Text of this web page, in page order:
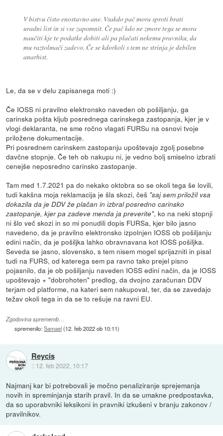
V bistvu čisto enostavno ane. Vsakdo pač mora sproti brati
uradni list in si vse zapomnit. Če pač kdo ne zmore tega se mora
naučiti kje te podatke dobiti ali pa plačati nekemu pravniku, da
mu raztolmači zadevo. Če se kdorkoli s tem ne strinja je debilen
anarhist.
Le, da se v delu zapisanega moti :)
Če IOSS ni pravilno elektronsko naveden ob pošiljanju, ga
carinska pošta kljub posrednega carinskega zastopanja, kjer je v
vlogi deklaranta, ne sme ročno vlagati FURSu na osnovi tvoje
priložene dokumentacije.
Pri posrednem carinskem zastopanju upoštevajo zgolj posebne
davčne stopnje. Če teh ob nakupu ni, je vedno bolj smiselno izbrati
cenejše neposredno carinsko zastopanje.
Tam med 1.7.2021 pa do nekako oktobra so se okoli tega še lovili,
tudi kakšna moja reklamacija je šla skozi, češ "saj sem priložil vsa
dokazila da je DDV že plačan in izbral posredno carinsko
zastopanje, kjer pa zadeve menda ja preverite", ko na neki stopnji
ni šlo več skozi in so mi ponudili dopis FURSa, kjer bilo jasno
navedeno, da je pravilno elektronsko izpolnjen IOSS ob pošiljanju
edini način, da je pošiljka lahko obravnavana kot IOSS pošiljka.
Seveda se jasno, slovensko, s tem nisem mogel sprijazniti in pisal
tudi na FURS, od katerega sem pa ravno tako prejel pisno
pojasnilo, da je ob pošiljanju naveden IOSS edini način, da je IOSS
upoštevajo + "dobrohoten" predlog, da dvojno zaračunan DDV
terjam od platforme, na kateri sem nakupoval, ter, da se zavedajo
težav okoli tega in da se to rešuje na ravni EU.
Zgodovina sprememb…
spremenilo:Samael(12. feb 2022 ob 10:11)
Reycis
:: 12. feb 2022, 10:17
Najmanj kar bi potrebovali je močno penaliziranje sprejemanja
novih in spreminjanja starih pravil. In da se umakne predpostavka,
da so uporabvniki leksikoni in pravniki izkušeni v branju zakonov /
pravilnikov.